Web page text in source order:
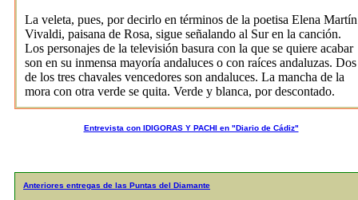
La veleta, pues, por decirlo en términos de la poetisa Elena Martín
Vivaldi, paisana de Rosa, sigue señalando al Sur en la canción.
Los personajes de la televisión basura con la que se quiere acabar
son en su inmensa mayoría andaluces o con raíces andaluzas. Dos
de los tres chavales vencedores son andaluces. La mancha de la
mora con otra verde se quita. Verde y blanca, por descontado.
Entrevista con IDIGORAS Y PACHI en "Diario de Cádiz"
Anteriores entregas de las Puntas del Diamante